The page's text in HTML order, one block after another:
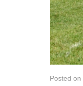
Posted on